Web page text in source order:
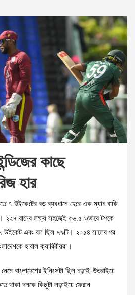
কাছে
হার
৭ উইকেটের বড় ব্যবধানে হেরে এক ম্যাচ বাকি
২২৭ রানের লক্ষ্য সহজেই ৩৬.৫ ওভারে টপকে
উইকেট এবং বল ছিল ৭৯টি। ২০১৪ সালের পর
হারাল ক্যারিবীয়রা।
নেমে বাংলাদেশের ইনিংসটা ছিল চড়াই-উতরাইয়ে
থাকা দলকে কিছুটা লড়াইয়ে ফেরান